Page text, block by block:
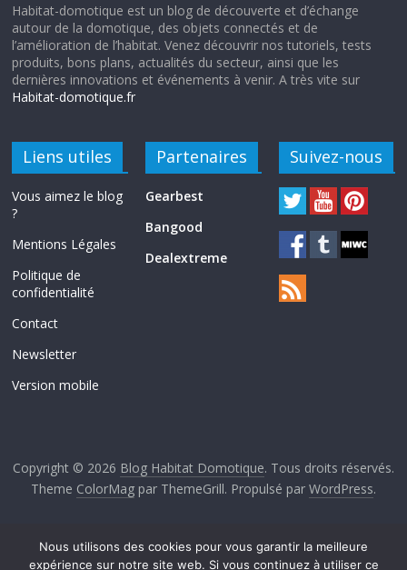
Habitat-domotique est un blog de découverte et d’échange
autour de la domotique, des objets connectés et de
l’amélioration de l’habitat. Venez découvrir nos tutoriels, tests
produits, bons plans, actualités du secteur, ainsi que les
dernières innovations et événements à venir. A très vite sur
Habitat-domotique.fr
Liens utiles
Vous aimez le blog
?
Mentions Légales
Politique de
confidentialité
Contact
Newsletter
Version mobile
Partenaires
Gearbest
Bangood
Dealextreme
Suivez-nous
Copyright © 2026 Blog Habitat Domotique. Tous droits réservés.
Theme ColorMagpar ThemeGrill. Propulsé par WordPress.
Nous utilisons des cookies pour vous garantir la meilleure
expérience sur notre site web. Si vous continuez à utiliser ce